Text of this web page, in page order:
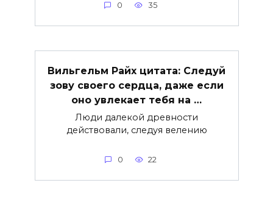
0 35
Вильгельм Райх цитата: Следуй
зову своего сердца, даже если
оно увлекает тебя на …
Люди далекой древности
действовали, следуя велению
0 22